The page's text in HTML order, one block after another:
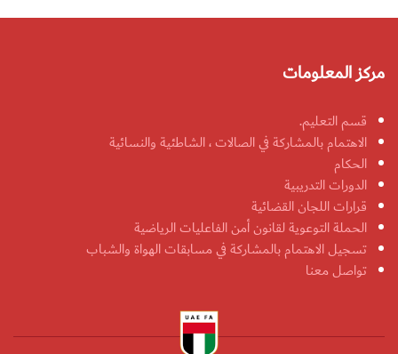
مركز المعلومات
قسم التعليم.
الاهتمام بالمشاركة في الصالات ، الشاطئية والنسائية
الحكام
الدورات التدريبية
قرارات اللجان القضائية
الحملة التوعوية لقانون أمن الفاعليات الرياضية
تسجيل الاهتمام بالمشاركة في مسابقات الهواة والشباب
تواصل معنا